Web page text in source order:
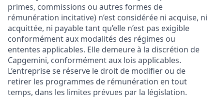
primes, commissions ou autres formes de
rémunération incitative) n’est considérée ni acquise, ni
acquittée, ni payable tant qu’elle n’est pas exigible
conformément aux modalités des régimes ou
ententes applicables. Elle demeure à la discrétion de
Capgemini, conformément aux lois applicables.
L’entreprise se réserve le droit de modifier ou de
retirer les programmes de rémunération en tout
temps, dans les limites prévues par la législation.